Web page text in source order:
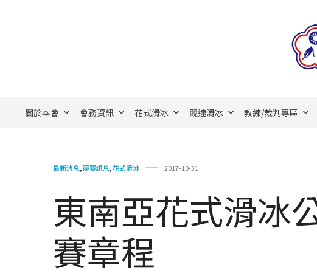
關於本會 會務資訊 花式滑冰 競速滑冰 教練/裁判專區
最新消息,競賽訊息,花式滑冰 2017-10-31
東南亞花式滑冰
賽章程